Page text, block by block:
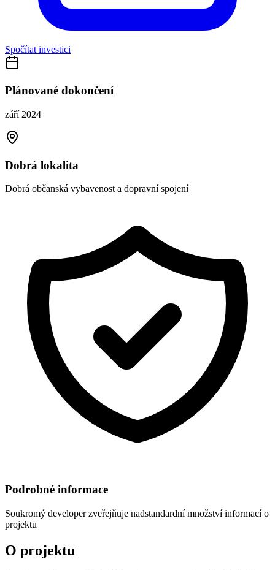
Spočítat investici
Plánované dokončení
září 2024
Dobrá lokalita
Dobrá občanská vybavenost a dopravní spojení
Podrobné informace
Soukromý developerzveřejňuje nadstandardní množství informací o
projektu
O projektu